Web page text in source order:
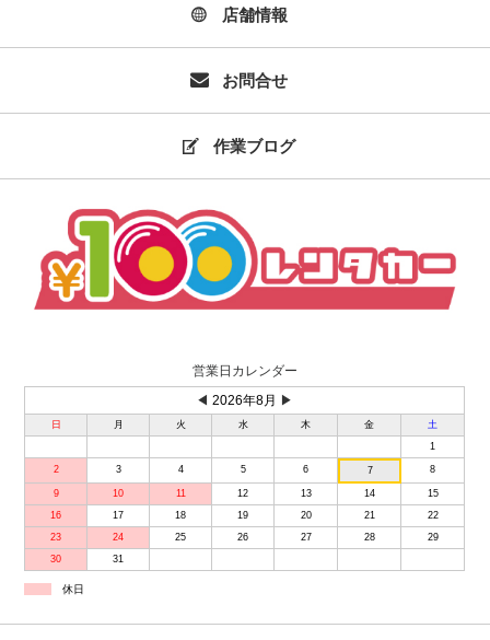
店舗情報
お問合せ
作業ブログ
営業日カレンダー
◀ 2026年8月 ▶
日 月 火 水 木 金
土
1
2 3 4 5 6 7 8
9 10 11 12 13 14
15
16
17 18 19 20 21
22
23
24 25 26 27 28
29
30
31
休日